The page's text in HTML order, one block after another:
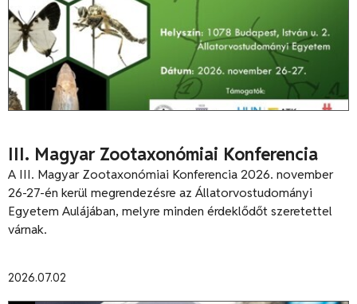
III. Magyar Zootaxonómiai Konferencia
2026.07.02
A III. Magyar Zootaxonómiai Konferencia 2026. november
26-27-én kerül megrendezésre az Állatorvostudományi
Egyetem Aulájában, melyre minden érdeklődőt szeretettel
várnak.